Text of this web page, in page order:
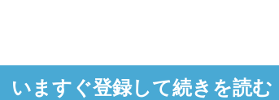
いますぐ登録して続きを読む